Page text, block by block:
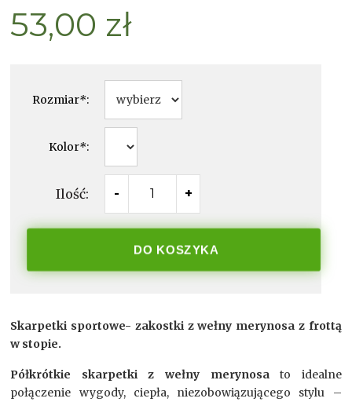
53,00 zł
Rozmiar*:
Kolor*:
Ilość: - +
DO KOSZYKA
Skarpetki sportowe- zakostki z wełny merynosa z frottą
w stopie.
Półkrótkie skarpetki z wełny merynosato idealne
połączenie wygody, ciepła, niezobowiązującego stylu –